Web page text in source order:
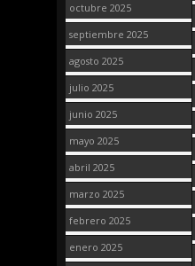
octubre 2025
septiembre 2025
agosto 2025
julio 2025
junio 2025
mayo 2025
abril 2025
marzo 2025
febrero 2025
enero 2025